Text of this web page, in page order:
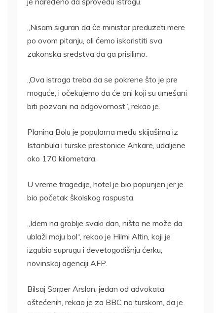
„Nisam siguran da će ministar preduzeti mere
po ovom pitanju, ali ćemo iskoristiti sva
zakonska sredstva da ga prisilimo.
„Ova istraga treba da se pokrene što je pre
moguće, i očekujemo da će oni koji su umešani
biti pozvani na odgovornost“, rekao je.
Planina Bolu je popularna među skijašima iz
Istanbula i turske prestonice Ankare, udaljene
oko 170 kilometara.
U vreme tragedije, hotel je bio popunjen jer je
bio početak školskog raspusta.
„Idem na groblje svaki dan, ništa ne može da
ublaži moju bol“, rekao je Hilmi Altin, koji je
izgubio suprugu i devetogodišnju ćerku,
novinskoj agenciji AFP.
Bilsaj Sarper Arslan, jedan od advokata
oštećenih, rekao je za BBC na turskom, da je